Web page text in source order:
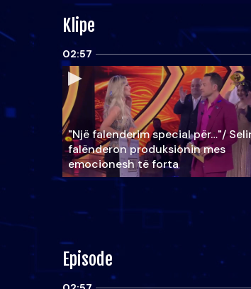
Klipe
02:57
"Një falenderim special për…"/
falënderon produksionin mes
emocionesh të forta
Episode